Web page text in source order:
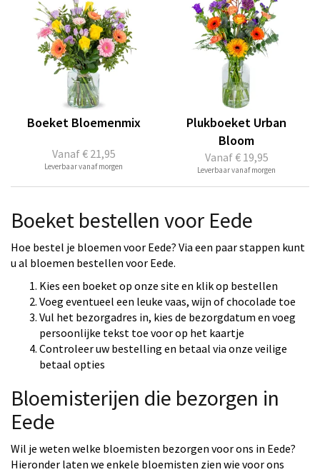
Vanaf€ 21,95
Boeket Bloemenmix
Leverbaar vanaf morgen
Vanaf€ 19,95
Plukboeket Urban
Bloom
Leverbaar vanaf morgen
Boeket bestellen voor Eede
Hoe bestel je bloemen voor Eede? Via een paar stappen kunt
u al bloemen bestellen voor Eede.
Kies een boeket op onze site en klik op bestellen
Voeg eventueel een leuke vaas, wijn of chocolade toe
Vul het bezorgadres in, kies de bezorgdatum en voeg
persoonlijke tekst toe voor op het kaartje
Controleer uw bestelling en betaal via onze veilige
betaal opties
Bloemisterijen die bezorgen in
Eede
Wil je weten welke bloemisten bezorgen voor ons in Eede?
Hieronder laten we enkele bloemisten zien wie voor ons